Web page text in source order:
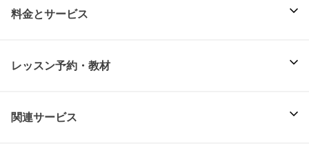
料金とサービス
レッスン予約・教材
関連サービス